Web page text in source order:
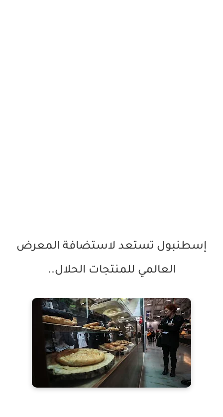
إسطنبول تستعد لاستضافة المعرض
العالمي للمنتجات الحلال..